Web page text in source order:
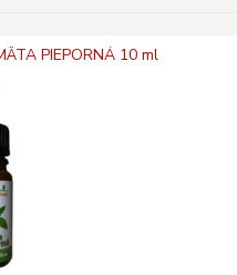
PIEPORNÁ 10 ml